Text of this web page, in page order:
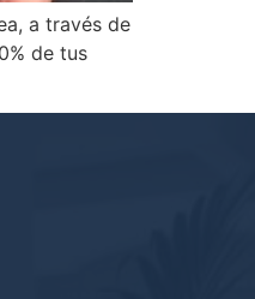
a través de
de tus